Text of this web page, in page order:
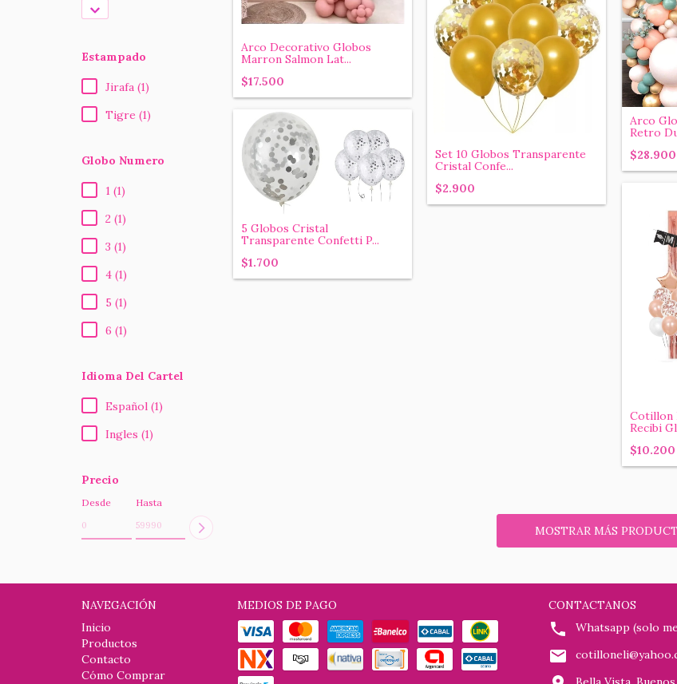
Estampado
Jirafa (1)
Tigre (1)
Globo Numero
1 (1)
2 (1)
3 (1)
4 (1)
5 (1)
6 (1)
Idioma Del Cartel
Español (1)
Ingles (1)
Precio
Desde Hasta
Arco Decorativo Globos
Marron Salmon Lat...
$17.500
Arco
Retro
$28.900
5 Globos Cristal
Transparente Confetti P...
$1.700
Set 10 Globos Transparente
Cristal Confe...
$2.900
Cotillon
Recibi
$10.200
MOSTRAR MÁS
NAVEGACIÓN
Inicio
Productos
Contacto
Cómo Comprar
MEDIOS DE PAGO
CONTACTANOS
Whatsapp (solo